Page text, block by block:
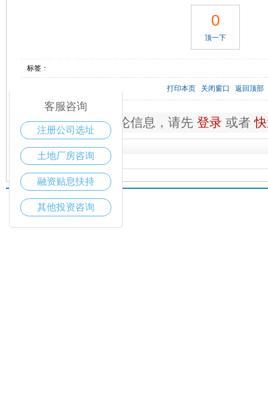
0
顶一下
标签：
打印本页 关闭窗口 返回顶部
如果您要进行评论信息，请先 登录 或者
网友评论
电话咨询
400-168-6016
客服咨询
注册公司选址
土地厂房咨询
融资贴息扶持
其他投资咨询